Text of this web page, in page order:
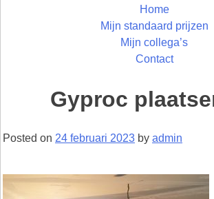
Home
Mijn standaard prijzen
Mijn collega’s
Contact
Gyproc
Posted on 24 februari 2023 by admin